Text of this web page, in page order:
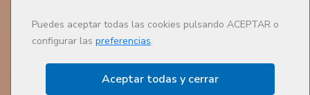
Puedes aceptar todas las cookies pulsando ACEPTAR o
configurar las preferencias.
Aceptar todas y cerrar